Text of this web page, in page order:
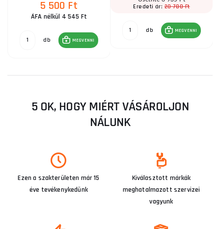
5 500 Ft
ÁFA nélkül 4 545 Ft
db MEGVENNI
Eredeti ár:20 780 Ft
db MEGVENNI
5 OK, HOGY MIÉRT VÁSÁROLJON
NÁLUNK
Ezen a szakterületen már 15
éve tevékenykedünk
Kiválasztott márkák
meghatalmazott szervizei
vagyunk